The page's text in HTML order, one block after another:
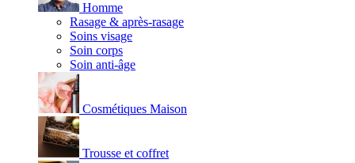
Homme
Rasage & après-rasage
Soins visage
Soin corps
Soin anti-âge
Cosmétiques Maison
Trousse et coffret